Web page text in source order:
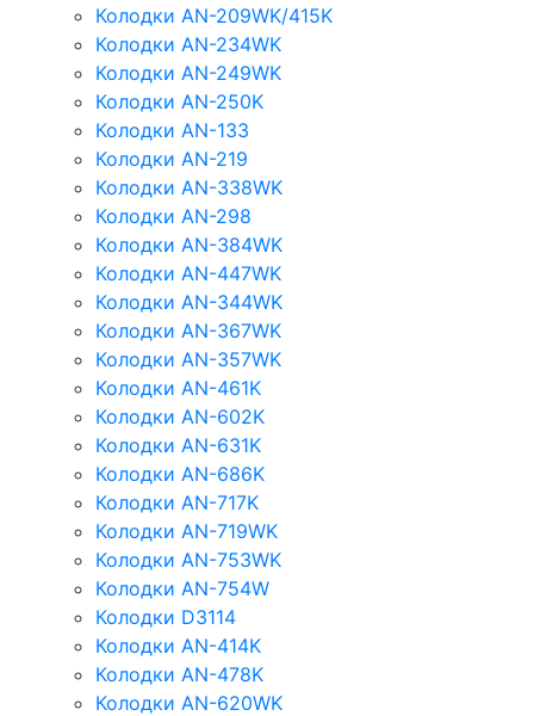
Колодки AN-209WK/415K
Колодки AN-234WK
Колодки AN-249WK
Колодки AN-250K
Колодки AN-133
Колодки AN-219
Колодки AN-338WK
Колодки AN-298
Колодки AN-384WK
Колодки AN-447WK
Колодки AN-344WK
Колодки AN-367WK
Колодки AN-357WK
Колодки AN-461K
Колодки AN-602K
Колодки AN-631K
Колодки AN-686K
Колодки AN-717K
Колодки AN-719WK
Колодки AN-753WK
Колодки AN-754W
Колодки D3114
Колодки AN-414K
Колодки AN-478K
Колодки AN-620WK